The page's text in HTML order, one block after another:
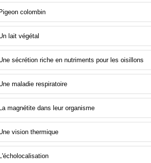
Pigeon colombin
lait végétal
sécrétion riche en nutriments pour les oisillons
maladie respiratoire
La magnétite dans leur organisme
vision thermique
L'écholocalisation